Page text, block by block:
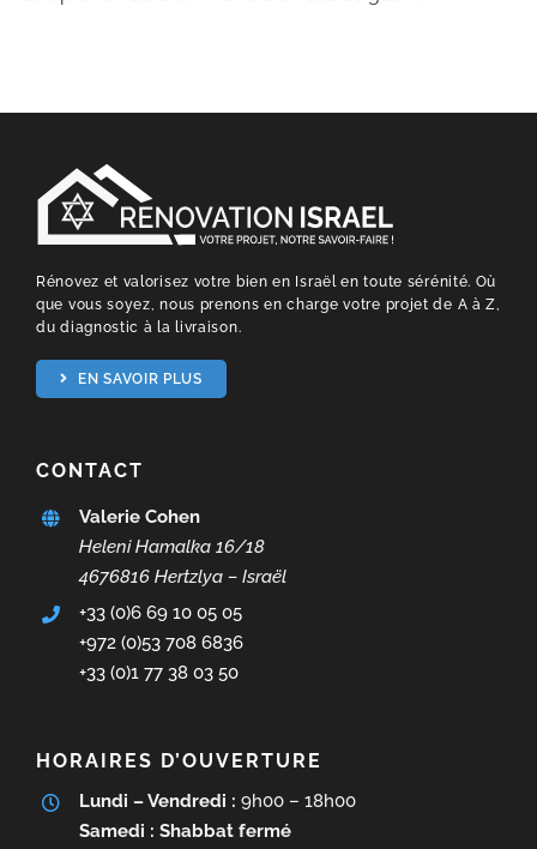
Rénovez et valorisez votre bien en Israël en toute sérénité. Où
que vous soyez, nous prenons en charge votre projet de A à Z,
du diagnostic à la livraison.
EN SAVOIR PLUS
CONTACT
Valerie Cohen
Heleni Hamalka 16/18
4676816 Hertzlya – Israël
+33 (0)6 69 10 05 05
+972 (0)53 708 6836
+33 (0)1 77 38 03 50
HORAIRES D’OUVERTURE
Lundi – Vendredi : 9h00 – 18h00
Samedi : Shabbat fermé